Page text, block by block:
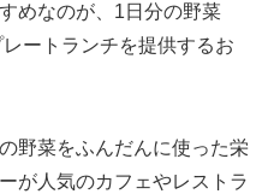
めなのが、1日分の野菜
ートランチを提供するお
野菜をふんだんに使った栄
が人気のカフェやレストラ